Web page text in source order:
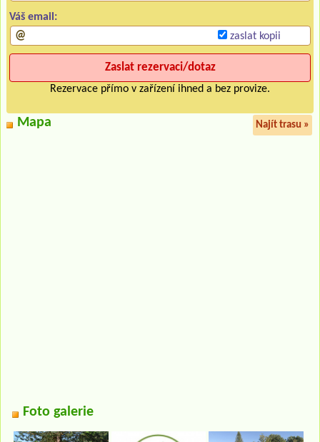
Váš email:
zaslat kopii
Rezervace přímo v zařízení ihned a bez provize.
Mapa Najít trasu »
Foto galerie